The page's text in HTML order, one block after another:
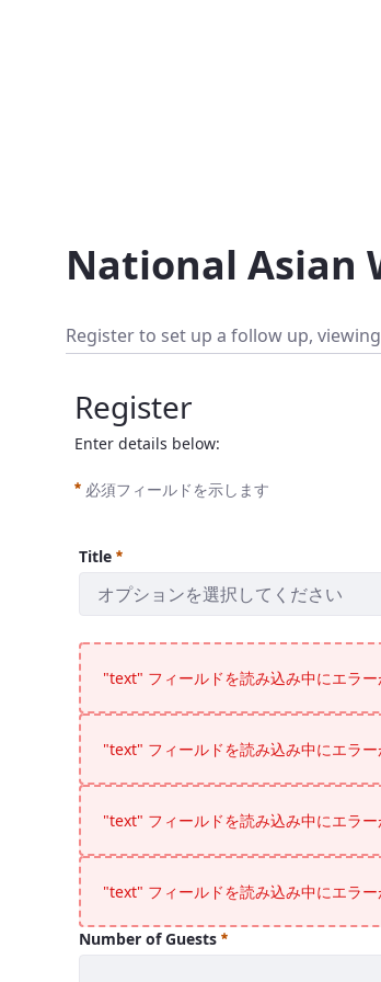
National Asian
Register to set up a follow up,
Register
Enter details below:
必須フィールドを示します
Title
オプションを選択してください
必須
"text" フィールドを読み込み中にエラー
"text" フィールドを読み込み中にエラー
"text" フィールドを読み込み中にエラー
"text" フィールドを読み込み中にエラー
Number of Guests